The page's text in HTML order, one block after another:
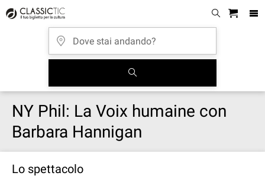
NY Phil: La Voix humaine con
Barbara Hannigan
Lo spettacolo